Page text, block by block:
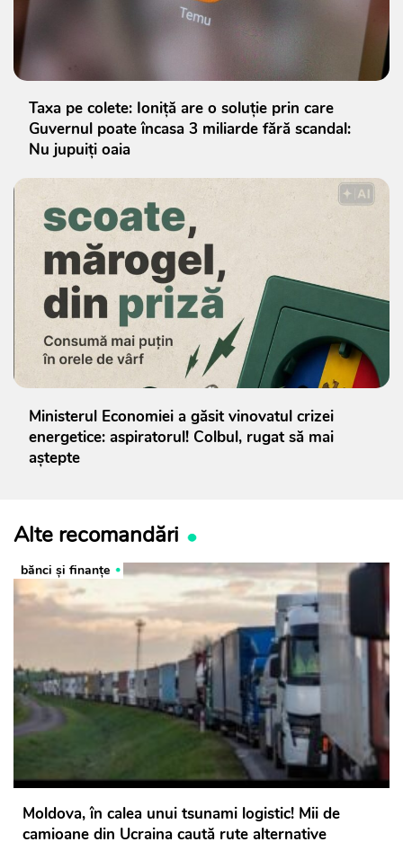
Taxa pe colete: Ioniță are o soluție prin care
Guvernul poate încasa 3 miliarde fără scandal:
Nu jupuiți oaia
Ministerul Economiei a găsit vinovatul crizei
energetice: aspiratorul! Colbul, rugat să mai
aștepte
Alte recomandări
bănci şi finanţe
Moldova, în calea unui tsunami logistic! Mii de
camioane din Ucraina caută rute alternative